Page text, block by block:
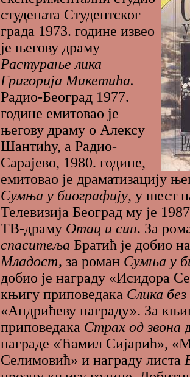
студената Студентског
града 1973. године извео
је његову драму
Растурање лика
Григорија Микетића.
Радио-Београд 1977.
године емитовао је
његову драму о Алексу
Шантићу, а Радио-
Сарајево, 1980. године,
емитовао је драматизацију
Сумња у биографију, у шест
Телевизија Београд му је
ТВ-драму Отац и син. За
спаситеља Братић је добио
Младост, за роман Сумња у
добио је награду «Исидора
књигу приповедака Слика
«Андрићеву награду». За
приповедака Страх од звона
награде «Ћамил Сијарић»,
Селимовић» и награду листа